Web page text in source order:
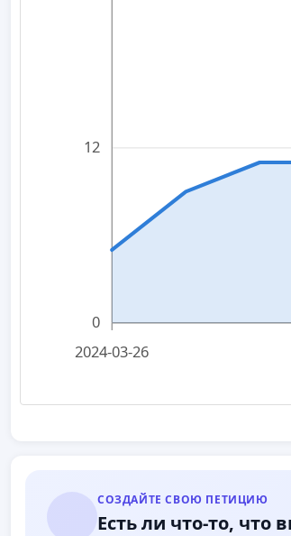
0
12
2024-03-26
СОЗДАЙТЕ СВОЮ ПЕТИЦИЮ
Есть ли что-то, что